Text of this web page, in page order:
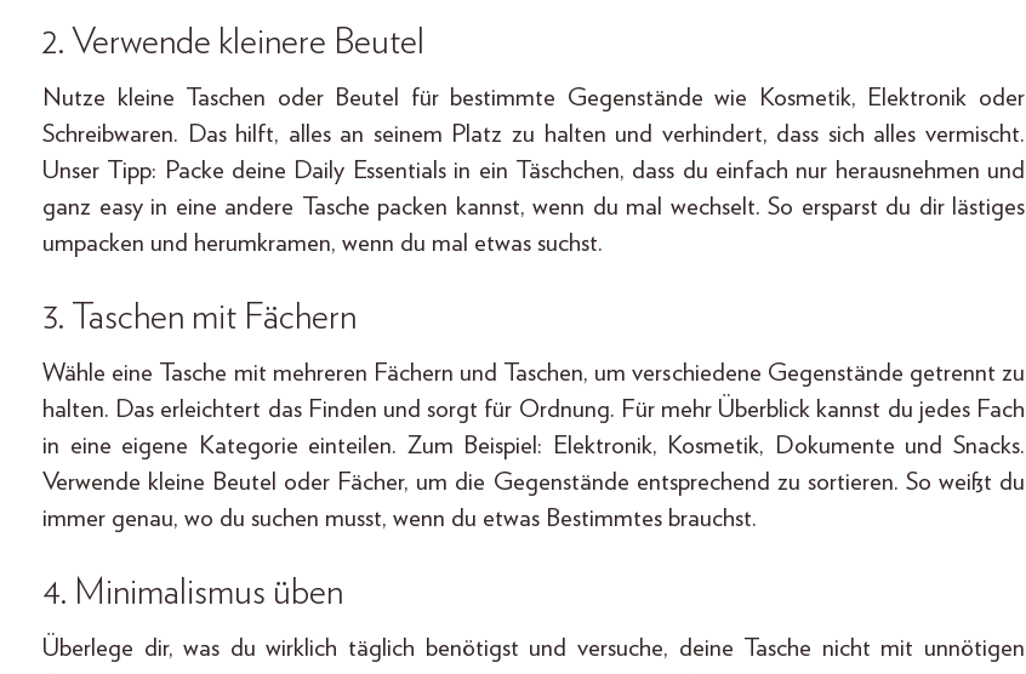
2. Verwende kleinere Beutel
Nutze kleine Taschen oder Beutel für bestimmte Gegenstände wie Kosmetik, Elektronik oder
Schreibwaren. Das hilft, alles an seinem Platz zu halten und verhindert, dass sich alles vermischt.
Unser Tipp: Packe deine Daily Essentials in ein Täschchen, dass du einfach nur herausnehmen und
ganz easy in eine andere Tasche packen kannst, wenn du mal wechselt. So ersparst du dir lästiges
umpacken und herumkramen, wenn du mal etwas suchst.
3. Taschen mit Fächern
Wähle eine Tasche mit mehreren Fächern und Taschen, um verschiedene Gegenstände getrennt zu
halten. Das erleichtert das Finden und sorgt für Ordnung. Für mehr Überblick kannst du jedes Fach
in eine eigene Kategorie einteilen. Zum Beispiel: Elektronik, Kosmetik, Dokumente und Snacks.
Verwende kleine Beutel oder Fächer, um die Gegenstände entsprechend zu sortieren. So weißt du
immer genau, wo du suchen musst, wenn du etwas Bestimmtes brauchst.
4. Minimalismus üben
Überlege dir, was du wirklich täglich benötigst und versuche, deine Tasche nicht mit unnötigen